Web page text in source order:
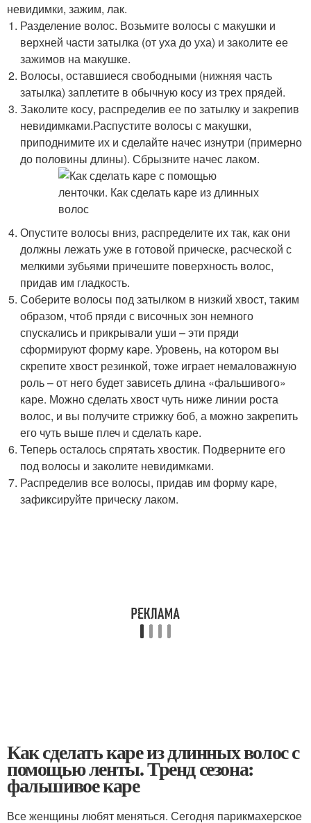
невидимки, зажим, лак.
Разделение волос. Возьмите волосы с макушки и
верхней части затылка (от уха до уха) и заколите ее
зажимов на макушке.
Волосы, оставшиеся свободными (нижняя часть
затылка) заплетите в обычную косу из трех прядей.
Заколите косу, распределив ее по затылку и закрепив
невидимками.Распустите волосы с макушки,
приподнимите их и сделайте начес изнутри (примерно
до половины длины). Сбрызните начес лаком.
Опустите волосы вниз, распределите их так, как они
должны лежать уже в готовой прическе, расческой с
мелкими зубьями причешите поверхность волос,
придав им гладкость.
Соберите волосы под затылком в низкий хвост, таким
образом, чтоб пряди с височных зон немного
спускались и прикрывали уши – эти пряди
сформируют форму каре. Уровень, на котором вы
скрепите хвост резинкой, тоже играет немаловажную
роль – от него будет зависеть длина «фальшивого»
каре. Можно сделать хвост чуть ниже линии роста
волос, и вы получите стрижку боб, а можно закрепить
его чуть выше плеч и сделать каре.
Теперь осталось спрятать хвостик. Подверните его
под волосы и заколите невидимками.
Распределив все волосы, придав им форму каре,
зафиксируйте прическу лаком.
Как сделать каре из длинных волос с
помощью ленты. Тренд сезона:
фальшивое каре
Все женщины любят меняться. Сегодня парикмахерское